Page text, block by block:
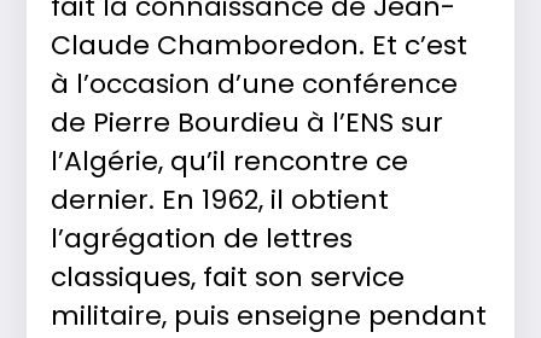
Claude Chamboredon. Et c’est
à l’occasion d’une conférence
de Pierre Bourdieu à l’ENS sur
l’Algérie, qu’il rencontre ce
dernier. En 1962, il obtient
l’agrégation de lettres
classiques, fait son service
militaire, puis enseigne pendant